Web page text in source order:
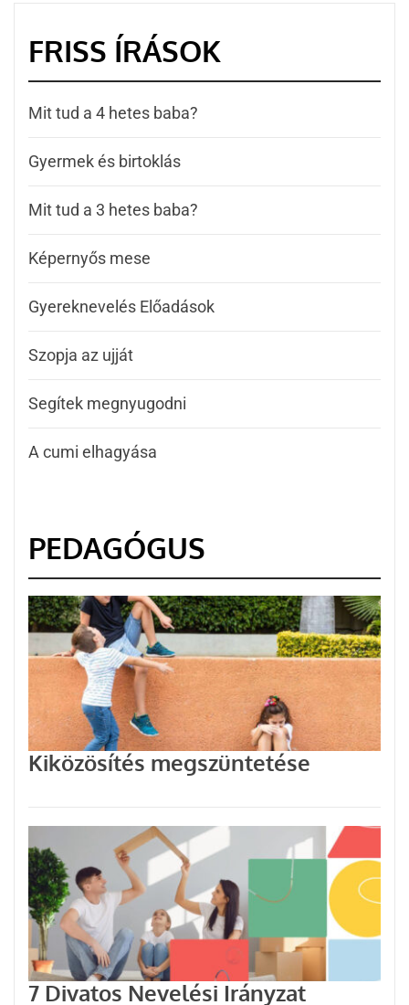
FRISS ÍRÁSOK
Mit tud a 4 hetes baba?
Gyermek és birtoklás
Mit tud a 3 hetes baba?
Képernyős mese
Gyereknevelés Előadások
Szopja az ujját
Segítek megnyugodni
A cumi elhagyása
PEDAGÓGUS
Kiközösítés megszüntetése
7 Divatos Nevelési Irányzat